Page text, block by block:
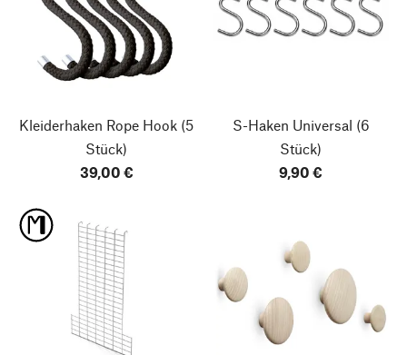
Kleiderhaken Rope Hook (5
Stück)
39,00 €
S-Haken Universal (6
Stück)
9,90 €
Nach oben